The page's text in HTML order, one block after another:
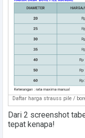
Daftar harga strauss pile /
Dari 2 screenshot
tepat kenapa!